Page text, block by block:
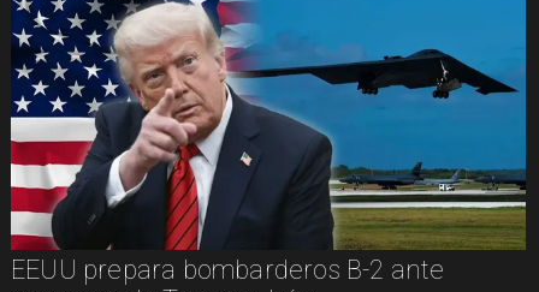
EEUU prepara bombarderos B-2 ante